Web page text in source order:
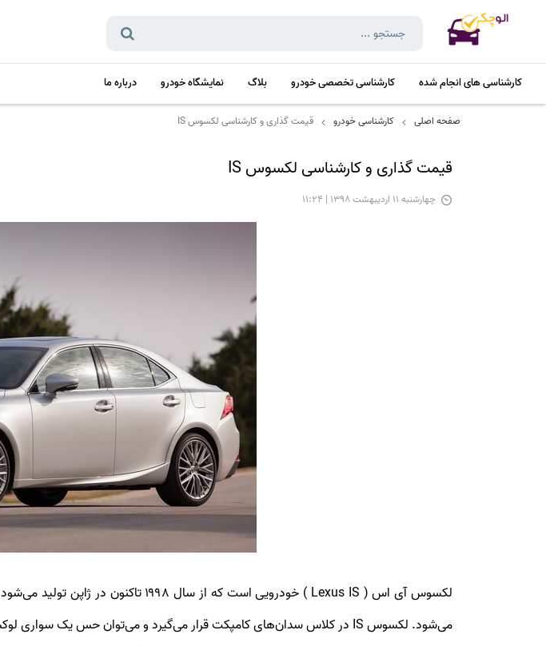
کارشناسی های انجام شده کارشناسی تخصصی خودرو بلاگ نمایشگاه خودرو درباره ما
صفحه اصلی کارشناسی خودرو قیمت گذاری و کارشناسی لکسوس IS
قیمت گذاری و کارشناسی لکسوس IS
چهارشنبه 11 اردیبهشت 1398 | 11:24